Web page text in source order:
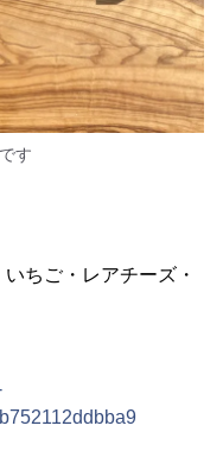
す
ご・レアチーズ・